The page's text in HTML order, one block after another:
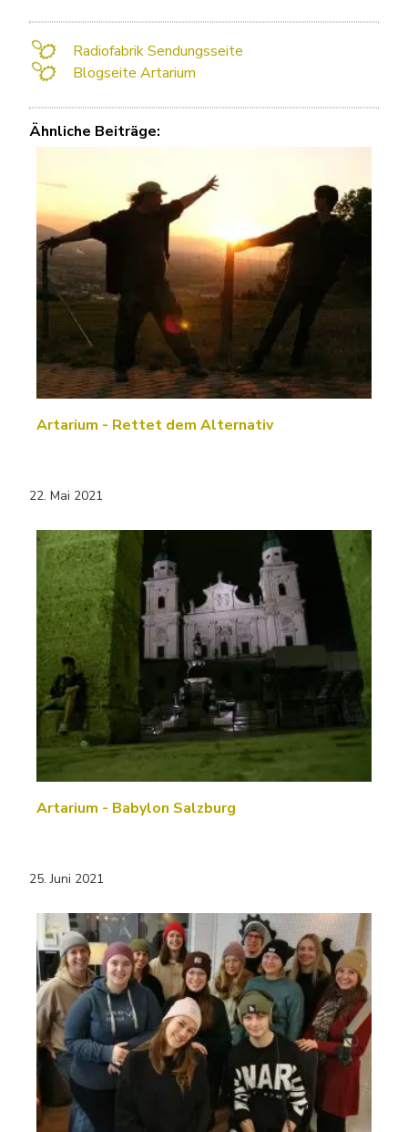
Radiofabrik Sendungsseite
Blogseite Artarium
Ähnliche Beiträge:
Artarium - Rettet dem Alternativ
22. Mai 2021
Artarium - Babylon Salzburg
25. Juni 2021